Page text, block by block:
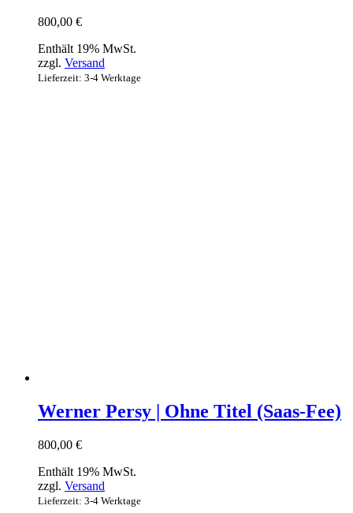
800,00 €
Enthält 19% MwSt.
zzgl. Versand
Lieferzeit: 3-4 Werktage
Werner Persy | Ohne Titel (Saas-Fee)
800,00 €
Enthält 19% MwSt.
zzgl. Versand
Lieferzeit: 3-4 Werktage